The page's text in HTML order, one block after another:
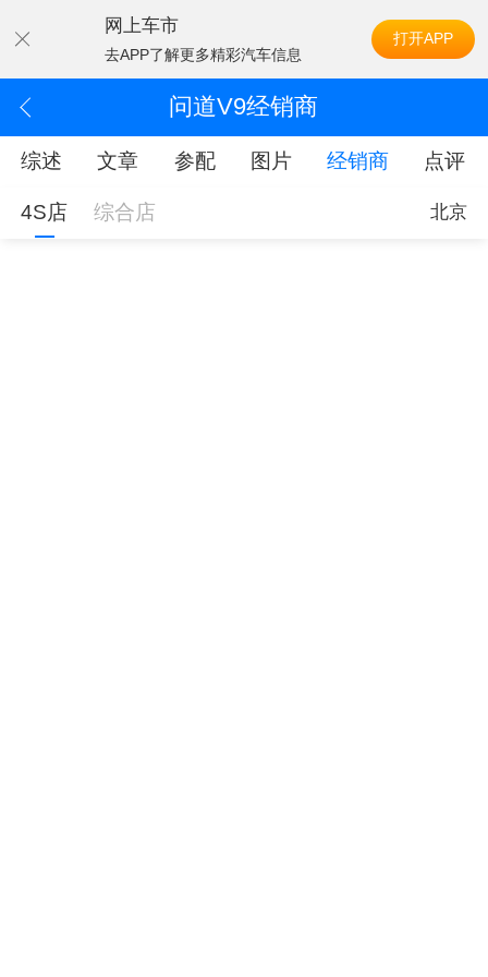
网上车市
去APP了解更多精彩汽车信息
打开APP
问道V9经销商
综述 文章 参配 图片 经销商 点评
4S店 综合店 北京